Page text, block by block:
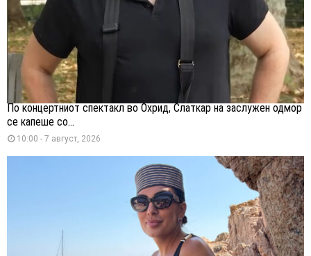
По концертниот спектакл во Охрид, Слаткар на заслужен одмор
се капеше со...
10:00 - 7 август, 2026